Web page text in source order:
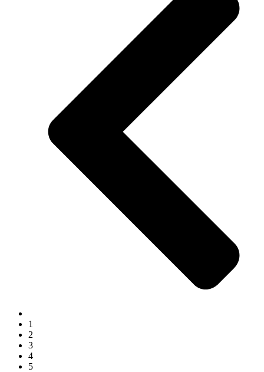
1
2
3
4
5